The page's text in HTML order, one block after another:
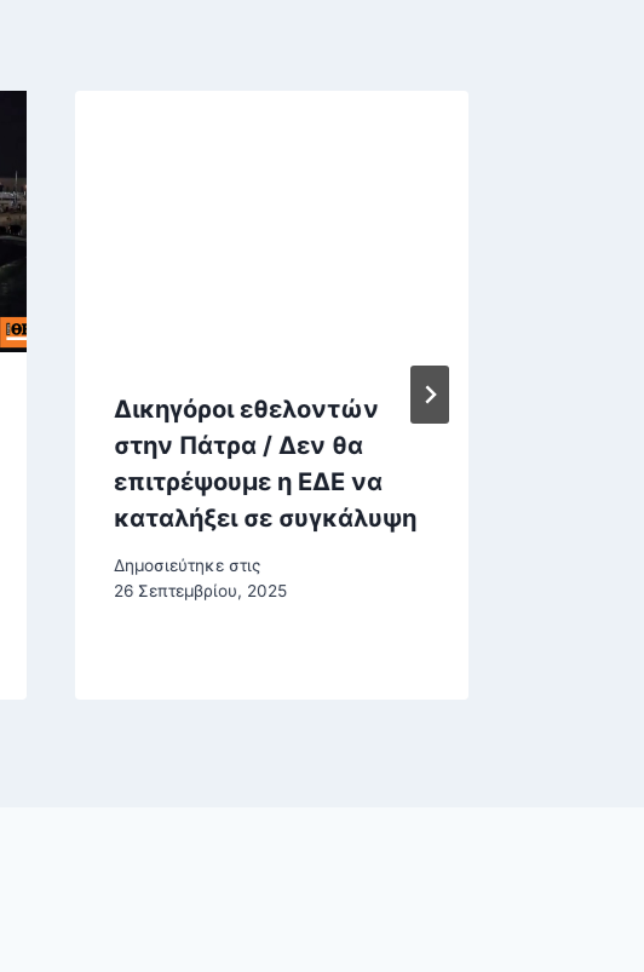
Δικηγόροι εθελοντών
στην Πάτρα / Δεν θα
επιτρέψουμε η ΕΔΕ να
καταλήξει σε συγκάλυψη
Δημοσιεύτηκε στις
26 Σεπτεμβρίου, 2025